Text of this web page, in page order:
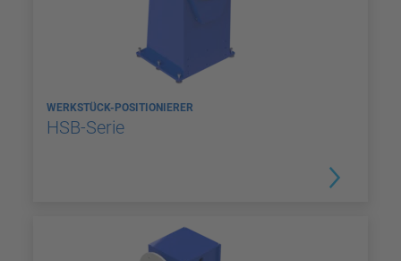
WERKSTÜCK-POSITIONIERER
HSB-Serie